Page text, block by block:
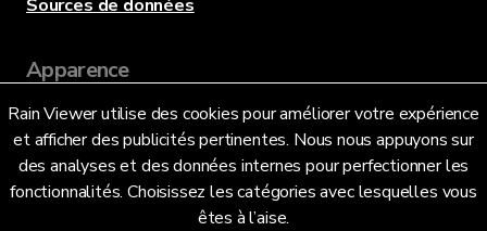
Rain Viewer utilise des cookies pour améliorer votre expérience
et afficher des publicités pertinentes. Nous nous appuyons sur
des analyses et des données internes pour perfectionner les
fonctionnalités. Choisissez les catégories avec lesquelles vous
êtes à l’aise.
Sources de données
Apparence
Langue